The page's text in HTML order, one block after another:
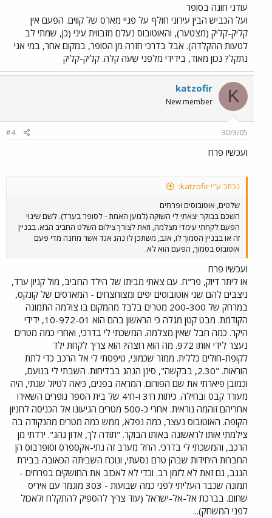
עודני חונה בסופר
ועל הכביש הבין עירוני חולף על פניי מארס של קווים. הפעם אין
קליק-קליק (מצטער), והאוטובוס נעלם מזבווית עיני (כן, שמתי לב
לטעות ההקלדה). אבל בדרכי חזרה מן הסופר, במקום אחר, במי אני
נתקל? נכון מאוד, בידידי מלפני שעה קלה. קליק-קליק
K
katzofir
New member
30/3/05
#4
ועכשיו פרח
נכתב ע"י katzofir:
שלטים, אוטובוסים ופרחים
השכם בבוקר יצאתי לי השוקה (למען האמת - לסופר בערד). לשם שינוי
הפעם לקחתי עימדי מצלמה, וזאת לצורך צילום השלט החביב הבא. בבניין
זה או בבניין הסמוך לו, אגב, משתכן לו נהג אגד אשר מחנה מדי פעם
אוטובוס בסמוך, הפעם הוא לא.
ועכשיו פרח
או ליתר דיוק, פר"ח. עם צאתי מביתו של הילד החביב, מול קניון ערד,
ניצבים להם שני אוטובוסים יפים ומצוחצחים - המארסים של קונקס,
במרחק של 200-300 מטרים בלבד מהמקום בו צולמה התמונה
הקודמת. מבט קטן מגלה כי הראשון בהם הוא 10-972-01, ידידי
היקר. כמה חבל שאין מצלמה. המשכתי לי בדרכי, ואחרי כמה מטרים
נעצר לידי אותו 972. מה הוא רוצה? הוא צריך לקחת ילד
לקופת-חולים כללית. ממזר שכמוני, טיפסתי לי אל הרכב כדי לתת
הוראות. "2.30, בבקשה", סינן הנהג בבדיחות. השבתי לי בנועם,
וכמובן פיארתי את שם הפורום. המראה בפנים, כיאה לטיול שנתי, היה
מעורר קבס ובחילה. כיתות ח'3 ו-ח'4 של בית הספר נופרים השאירו
אחריהם זוהמה נוראית. אחרי כ-500 מטרים הגיעונו אל הכניסה לחניון
הקופה. האוטובוס נעצר, כמה נפלא, ממש כמה מטרים מהנקודה בה
צילמתי אותו לראשונה באותו הבוקר. "תודה לך, אדון נהג". ירדתי מן
הרכב, והמשכתי לי בדרכי. החל מערב זה נתי-אקספרס וסופרבוס הן
החברות היחידות שבהן טרם נסעתי, ונוכח השביתה הכאובה בבירת
הנגב, גם זאת לא לזמן רב. וכדי לא לאכזב את החושקים בפרחים -
תמונה שכבר העליתי לפני כמה שבועות - 303 מוגמר עם איריס
שחום. בברכת אל-אל-ישראל (עוד צריך להספיק להתקלח ולאכול
לפני המשחק)...